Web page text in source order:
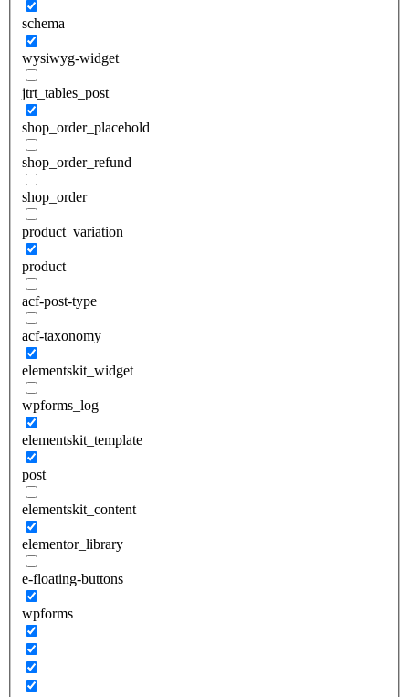
schema
wysiwyg-widget
jtrt_tables_post
shop_order_placehold
shop_order_refund
shop_order
product_variation
product
acf-post-type
acf-taxonomy
elementskit_widget
wpforms_log
elementskit_template
post
elementskit_content
elementor_library
e-floating-buttons
wpforms